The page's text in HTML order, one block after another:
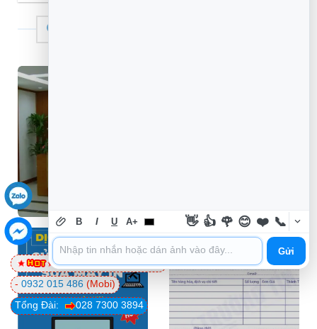
Tổng Đài: 028 7300 3894
- 0932 015 486 (Mobi)
0981 81 32 72(Viettel)
B I U A+ 👋 👍 🌹 😊 ❤️ 📞
Gửi